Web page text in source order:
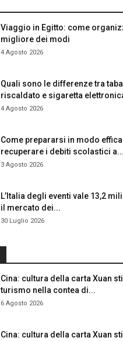
Viaggio in Egitto: come
migliore dei modi
4 Agosto 2026
Quali sono le differenze tra
riscaldato e sigaretta
4 Agosto 2026
Come prepararsi in modo
recuperare i debiti scolastici a...
3 Agosto 2026
L’Italia degli eventi vale 13,2
il mercato dei...
30 Luglio 2026
Cina: cultura della carta Xuan
turismo nella contea di...
6 Agosto 2026
Cina: cultura della carta Xuan